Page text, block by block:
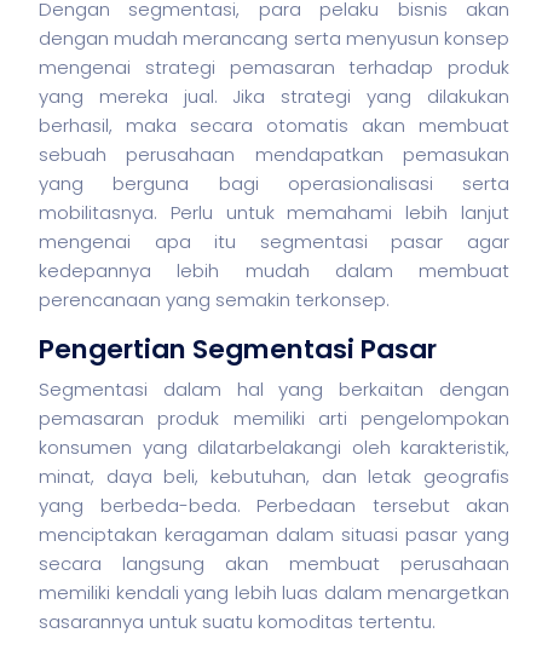
Dengan segmentasi, para pelaku bisnis akan
dengan mudah merancang serta menyusun konsep
mengenai strategi pemasaran terhadap produk
yang mereka jual. Jika strategi yang dilakukan
berhasil, maka secara otomatis akan membuat
sebuah perusahaan mendapatkan pemasukan
yang berguna bagi operasionalisasi serta
mobilitasnya. Perlu untuk memahami lebih lanjut
mengenai apa itu segmentasi pasar agar
kedepannya lebih mudah dalam membuat
perencanaan yang semakin terkonsep.
Pengertian Segmentasi Pasar
Segmentasi dalam hal yang berkaitan dengan
pemasaran produk memiliki arti pengelompokan
konsumen yang dilatarbelakangi oleh karakteristik,
minat, daya beli, kebutuhan, dan letak geografis
yang berbeda-beda. Perbedaan tersebut akan
menciptakan keragaman dalam situasi pasar yang
secara langsung akan membuat perusahaan
memiliki kendali yang lebih luas dalam menargetkan
sasarannya untuk suatu komoditas tertentu.